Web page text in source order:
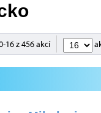
16 z 456 akcí